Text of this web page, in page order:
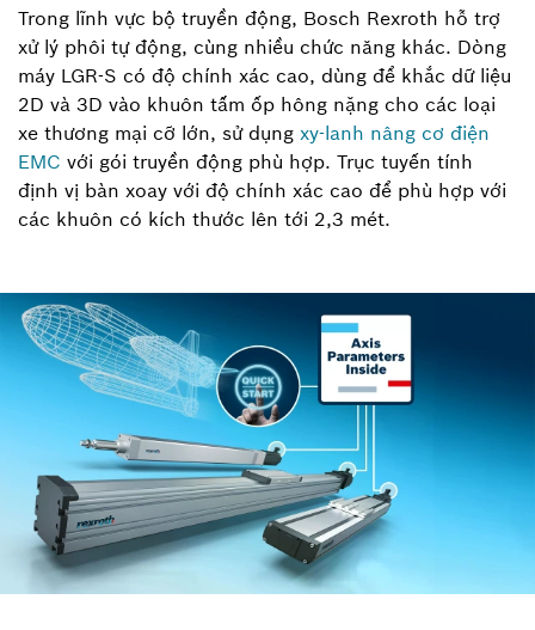
Trong lĩnh vực bộ truyền động, Bosch Rexroth hỗ trợ
xử lý phôi tự động, cùng nhiều chức năng khác. Dòng
máy LGR-S có độ chính xác cao, dùng để khắc dữ liệu
2D và 3D vào khuôn tấm ốp hông nặng cho các loại
xe thương mại cỡ lớn, sử dụng xy-lanh nâng cơ điện
EMC với gói truyền động phù hợp. Trục tuyến tính
định vị bàn xoay với độ chính xác cao để phù hợp với
các khuôn có kích thước lên tới 2,3 mét.